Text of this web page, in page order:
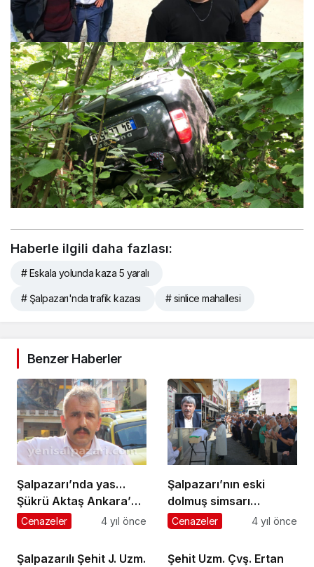
Haberle ilgili daha fazlası:
# Eskala yolunda kaza 5 yaralı
# Şalpazarı'nda trafik kazası # sinlice mahallesi
Benzer Haberler
Şalpazarı’nda yas…
Şükrü Aktaş Ankara’da
meydana gelen kazada
Cenazeler 4 yıl önce
Şalpazarı’nın eski
dolmuş simsarı
Gencağa Çakır
Cenazeler 4 yıl önce
Şalpazarılı Şehit J. Uzm.
Şehit Uzm. Çvş. Ertan